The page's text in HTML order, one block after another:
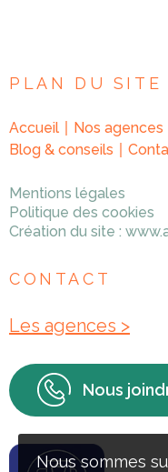
Nous sommes
PLAN DU SITE
Accueil Nos agences
Blog & conseils
Mentions légales
Politique des cookies
Création du site :
CONTACT
Les agences >
Nous